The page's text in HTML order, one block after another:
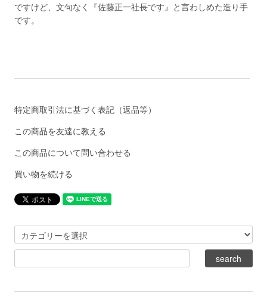
ですけど、文句なく『佐藤正一社長です』と言わしめた造り手
です。
特定商取引法に基づく表記（返品等）
この商品を友達に教える
この商品について問い合わせる
買い物を続ける